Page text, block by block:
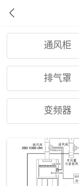
通风柜
排气罩
变频器